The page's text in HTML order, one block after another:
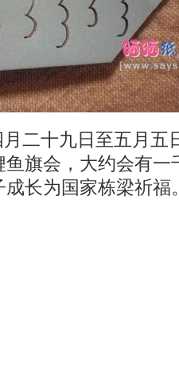
二十九日至五月五
旗会，大约会有一
长为国家栋梁祈福